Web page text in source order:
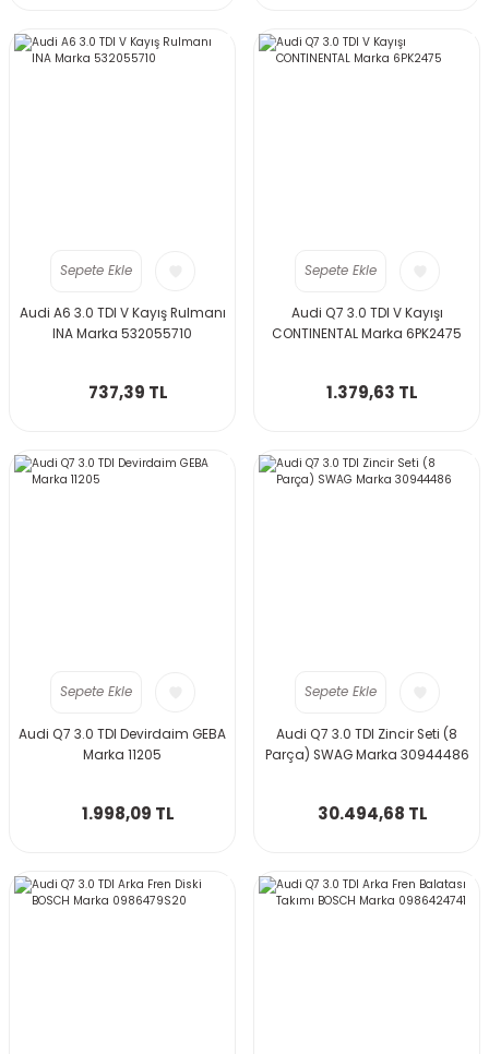
Sepete Ekle
Audi A6 3.0 TDI V Kayış Rulmanı
INA Marka 532055710
737,39 TL
Sepete Ekle
Audi Q7 3.0 TDI V Kayışı
CONTINENTAL Marka 6PK2475
1.379,63 TL
Sepete Ekle
Audi Q7 3.0 TDI Devirdaim GEBA
Marka 11205
1.998,09 TL
Sepete Ekle
Audi Q7 3.0 TDI Zincir Seti (8
Parça) SWAG Marka 30944486
30.494,68 TL